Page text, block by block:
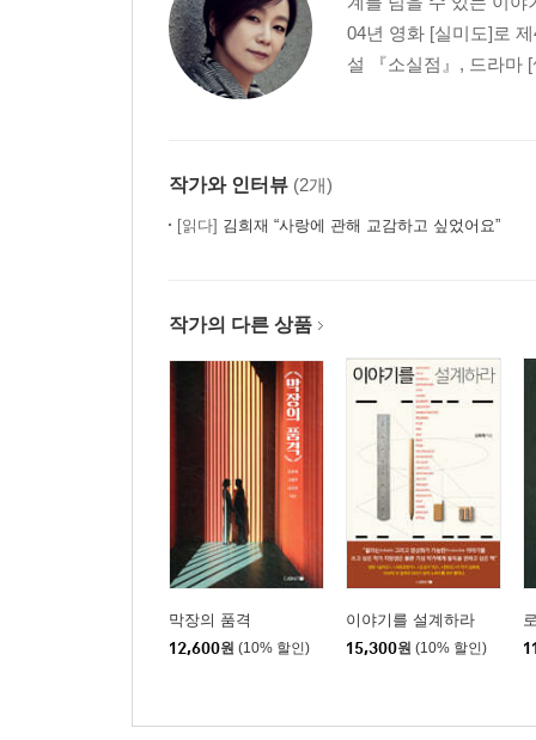
습관이 된 침 뱉기, 침과 함께 빠져나간 몸의 정기
*세월에 보내는 연가
*세월에 보내는 연가
열 번째 이야기
열한 번째 이야기
흐려진 눈망울, 그 무엇으로도 세월을 감출 수 없
*세월에 보내는 연가
열두 번째 이야기
서리 같은 비듬, 어찌할 수 없는 증상에 대처하는
*세월에 보내는 연가
열세 번째 이야기
못생겨진 손톱, 소홀이 대해도 괜찮다 여긴 몸의
04년 영화 [실미도]로
설 『소실점』, 드라마
작가와 인터뷰 (2개)
[읽다] 김희재 “사랑에 관해 교감하고 싶었어요”
작가의 다른 상품
막장의 품격
12,600원 (10% 할인)
이야기를 설계하라
15,300원 (10% 할인)